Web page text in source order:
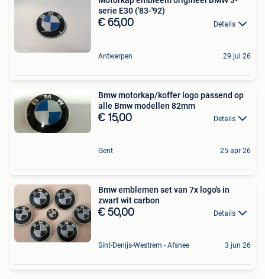
serie E30 ('83-'92)
€ 65,00 Details
Antwerpen 29 jul 26
Bmw motorkap/koffer logo passend op
alle Bmw modellen 82mm
€ 15,00 Details
Gent 25 apr 26
Bmw emblemen set van 7x logo's in
zwart wit carbon
€ 50,00 Details
Sint-Denijs-Westrem - Afsnee 3 jun 26